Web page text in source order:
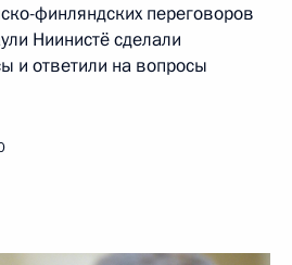
финляндских переговоров
Ниинистё сделали
и ответили на вопросы